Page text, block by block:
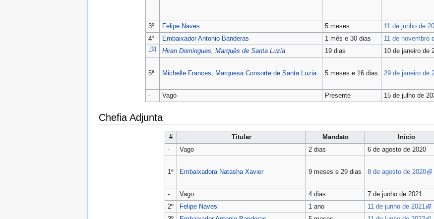
3º
Felipe Naves 5 meses 11 de junho de
4º
Embaixador Antonio Banderas 1 mês e 30 dias 11 de novembro
-[2] Hiran Domingues ,Marquês de Santa Luzia 19 dias 10 de janeiro de
5ª Michelle Frances Marquesa Consorte de Santa Luzia 5 meses e 16 dias 29 de janeiro de
-
Vago Presente 15 de julho de
Chefia Adjunta
# Titular Mandato Início
-
Vago 2 dias 6 de agosto de 2020
1ª Embaixadora Natasha Xavier 9 meses e 29 dias 8 de agosto de 2020
-
Vago 4 dias 7 de junho de 2021
2º
Felipe Naves 1 ano 11 de junho de 2021